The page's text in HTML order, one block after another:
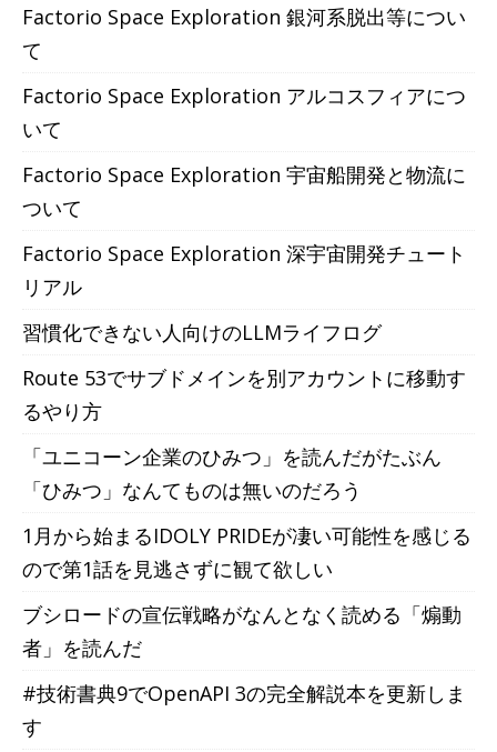
Factorio Space Exploration 銀河系脱出等につい
て
Factorio Space Exploration アルコスフィアにつ
いて
Factorio Space Exploration 宇宙船開発と物流に
ついて
Factorio Space Exploration 深宇宙開発チュート
リアル
習慣化できない人向けのLLMライフログ
Route 53でサブドメインを別アカウントに移動す
るやり方
「ユニコーン企業のひみつ」を読んだがたぶん
「ひみつ」なんてものは無いのだろう
1月から始まるIDOLY PRIDEが凄い可能性を感じる
ので第1話を見逃さずに観て欲しい
ブシロードの宣伝戦略がなんとなく読める「煽動
者」を読んだ
#技術書典9でOpenAPI 3の完全解説本を更新しま
す